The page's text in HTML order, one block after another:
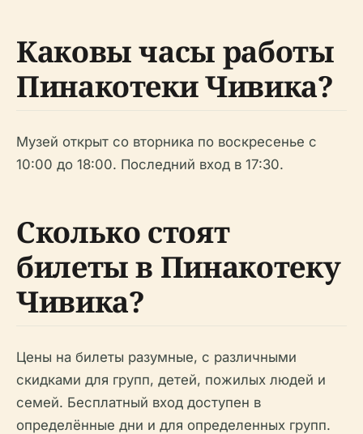
Каковы часы работы
Пинакотеки Чивика?
Музей открыт со вторника по воскресенье с
10:00 до 18:00. Последний вход в 17:30.
Сколько стоят
билеты в Пинакотеку
Чивика?
Цены на билеты разумные, с различными
скидками для групп, детей, пожилых людей и
семей. Бесплатный вход доступен в
определённые дни и для определенных групп.